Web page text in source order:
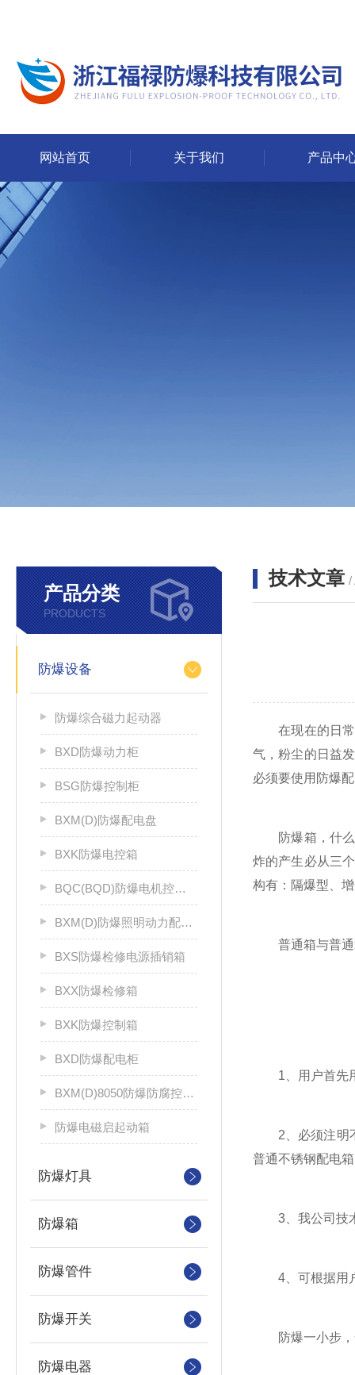
网站首页 关于我们 产品中
产品分类
PRODUCTS
防爆设备
防爆综合磁力起动器
BXD防爆动力柜
BSG防爆控制柜
BXM(D)防爆配电盘
BXK防爆电控箱
BQC(BQD)防爆电机控制器
BXM(D)防爆照明动力配电箱
BXS防爆检修电源插销箱
BXX防爆检修箱
BXK防爆控制箱
BXD防爆配电柜
BXM(D)8050防爆防腐控制配电箱
防爆电磁启起动箱
防爆灯具
防爆箱
防爆管件
防爆开关
防爆电器
技术文章 /
在现在的日常
气，粉尘的日益
必须要使用防爆
防爆箱，什么
炸的产生必从三
构有：隔爆型、
普通箱与普通
1、用户首先用
2、必须注明不
普通不锈钢配电
3、我公司技术
4、可根据用户
防爆一小步，